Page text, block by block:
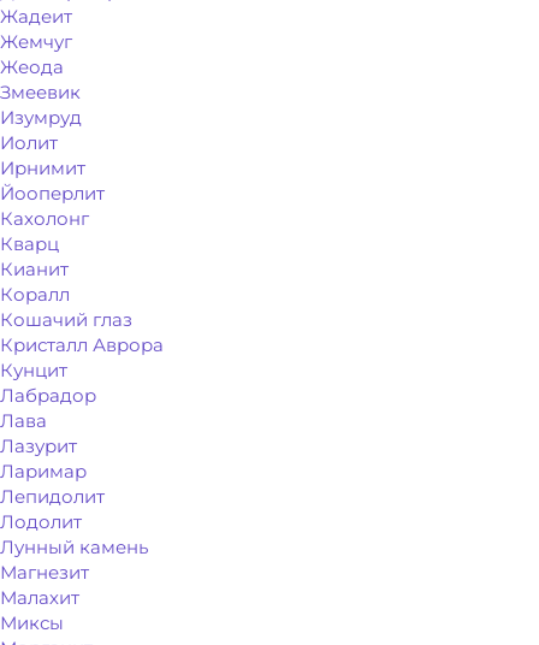
Жадеит
Жемчуг
Жеода
Змеевик
Изумруд
Иолит
Ирнимит
Йооперлит
Кахолонг
Кварц
Кианит
Коралл
Кошачий глаз
Кристалл Аврора
Кунцит
Лабрадор
Лава
Лазурит
Ларимар
Лепидолит
Лодолит
Лунный камень
Магнезит
Малахит
Миксы